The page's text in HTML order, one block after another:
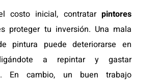
costo inicial, contratar pintores
proteger tu inversión. Una mala
pintura puede deteriorarse en
a repintar y gastar
En cambio, un buen trabajo